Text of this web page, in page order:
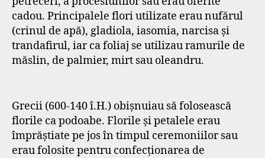
cadou. Principalele flori utilizate erau nufărul
(crinul de apă), gladiola, iasomia, narcisa și
trandafirul, iar ca foliaj se utilizau ramurile de
măslin, de palmier, mirt sau oleandru.
Grecii (600-140 î.H.) obișnuiau să folosească
florile ca podoabe. Florile și petalele erau
împrăștiate pe jos în timpul ceremoniilor sau
erau folosite pentru confecționarea de